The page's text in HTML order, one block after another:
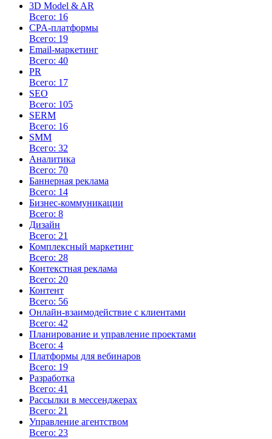
3D Model & AR
Всего: 16
CPA-платформы
Всего: 19
Email-маркетинг
Всего: 40
PR
Всего: 17
SEO
Всего: 105
SERM
Всего: 16
SMM
Всего: 32
Аналитика
Всего: 70
Баннерная реклама
Всего: 14
Бизнес-коммуникации
Всего: 8
Дизайн
Всего: 21
Комплексный маркетинг
Всего: 28
Контекстная реклама
Всего: 20
Контент
Всего: 56
Онлайн-взаимодействие с клиентами
Всего: 42
Планирование и управление проектами
Всего: 4
Платформы для вебинаров
Всего: 19
Разработка
Всего: 41
Рассылки в мессенджерах
Всего: 21
Управление агентством
Всего: 23